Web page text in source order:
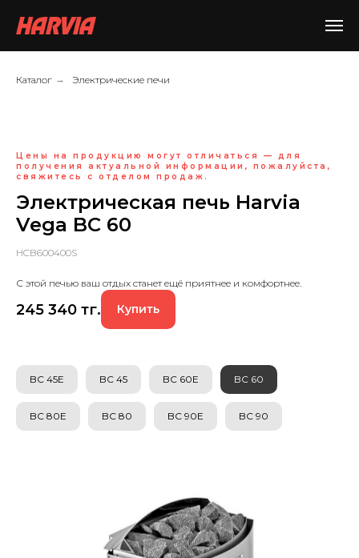
Каталог → Электрические печи
Цены на продукцию могут отличаться — для
получения актуальной информации, пожалуйста,
свяжитесь с отделом продаж.
Электрическая печь Harvia
Vega BC 60
HCB600400S
С этой печью ваш отдых станет ещё приятнее и комфортнее.
245 340 тг. Купить
BC 45E BC 45 BC 60E BC 60
BC 80E BC 80 BC 90E BC 90